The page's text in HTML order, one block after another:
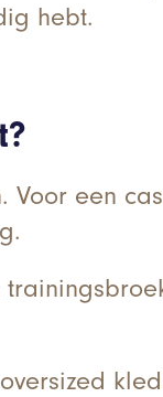
hebt.
een